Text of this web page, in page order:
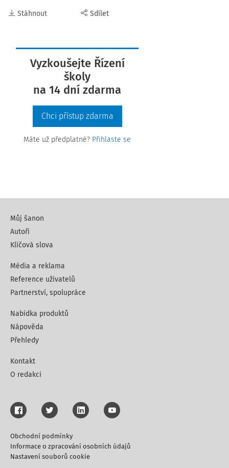
Stáhnout Sdílet
Vyzkoušejte Řízení
školy
na 14 dní zdarma
Chci přístup zdarma
Máte už předplatné? Přihlaste se
Můj šanon
Autoři
Klíčová slova
Média a reklama
Reference uživatelů
Partnerství, spolupráce
Nabídka produktů
Nápověda
Přehledy
Kontakt
O redakci
Obchodní podmínky
Informace o zpracování osobních údajů
Nastavení souborů cookie